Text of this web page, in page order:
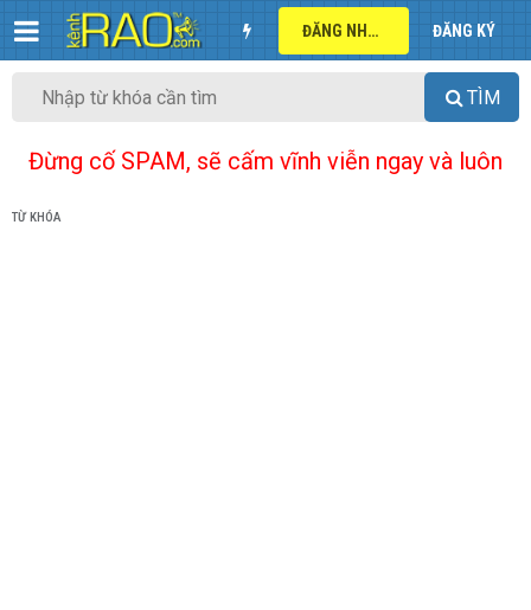
ĐĂNG NHẬP ĐĂNG KÝ
TÌM
Đừng cố SPAM, sẽ cấm vĩnh viễn ngay và luôn
TỪ KHÓA